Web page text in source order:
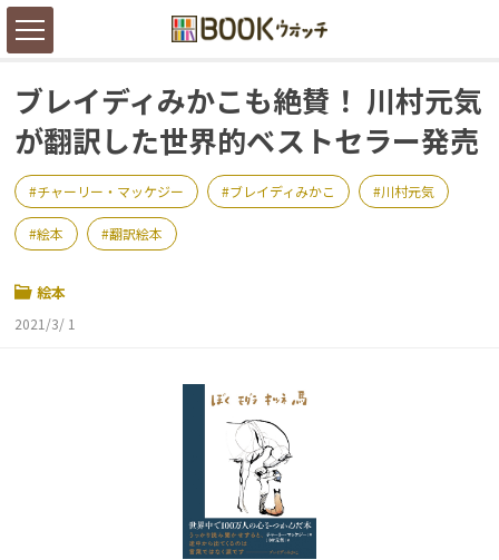
ブレイディみかこも絶賛！ 川村元気
が翻訳した世界的ベストセラー発売
チャーリー・マッケジー ブレイディみかこ 川村元気
絵本 翻訳絵本
絵本
2021/3/ 1